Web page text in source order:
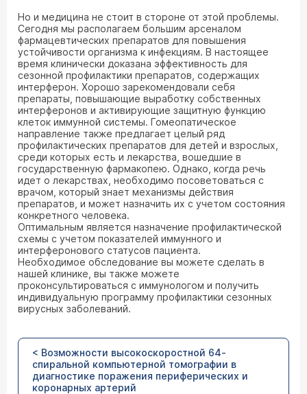
Но и медицина не стоит в стороне от этой проблемы.
Сегодня мы располагаем большим арсеналом
фармацевтических препаратов для повышения
устойчивости организма к инфекциям. В настоящее
время клинически доказана эффективность для
сезонной профилактики препаратов, содержащих
интерферон. Хорошо зарекомендовали себя
препараты, повышающие выработку собственных
интерферонов и активирующие защитную функцию
клеток иммунной системы. Гомеопатическое
направление также предлагает целый ряд
профилактических препаратов для детей и взрослых,
среди которых есть и лекарства, вошедшие в
государственную фармакопею. Однако, когда речь
идет о лекарствах, необходимо посоветоваться с
врачом, который знает механизмы действия
препаратов, и может назначить их с учетом состояния
конкретного человека.
Оптимальным является назначение профилактической
схемы с учетом показателей иммунного и
интерферонового статусов пациента.
Необходимое обследование вы можете сделать в
нашей клинике, вы также можете
проконсультироваться с иммунологом и получить
индивидуальную программу профилактики сезонных
вирусных заболеваний.
< Возможности высокоскоростной 64-
спиральной компьютерной томографии в
диагностике поражения периферических и
коронарных артерий